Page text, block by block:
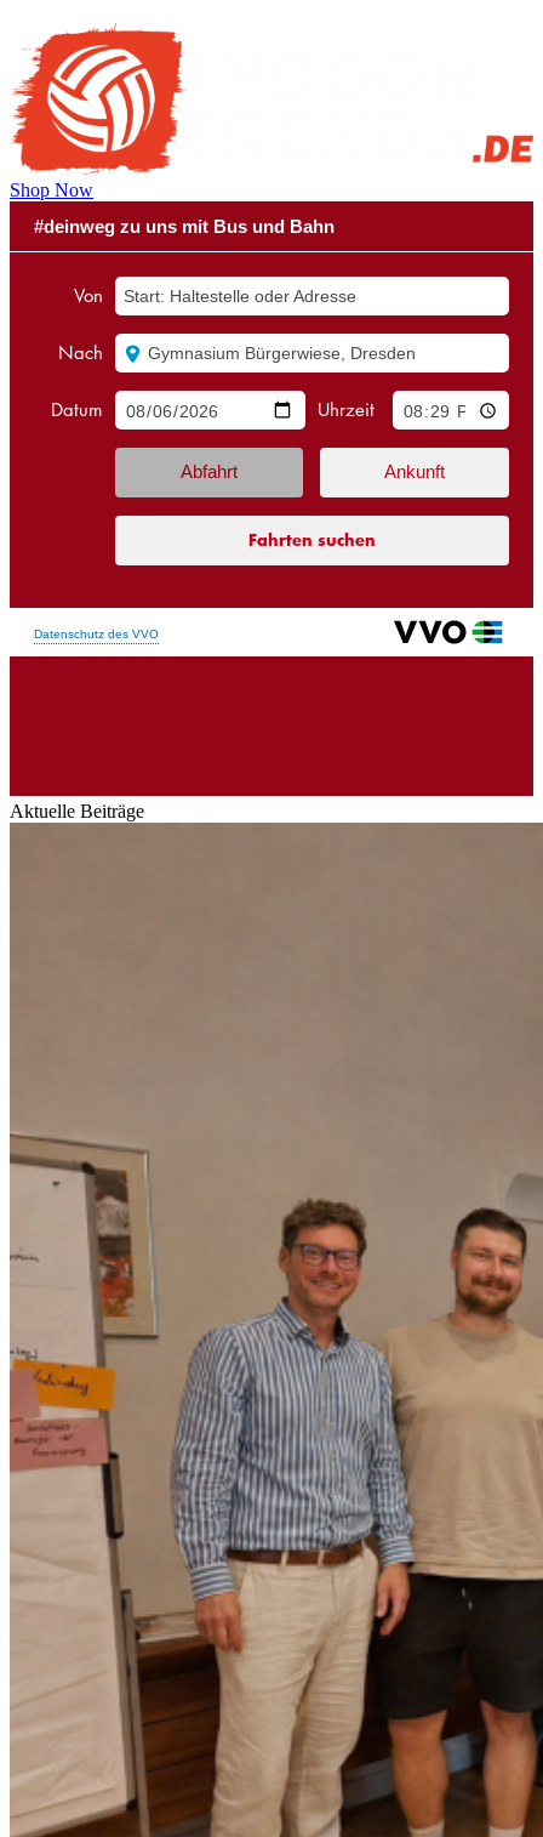
Shop Now
Aktuelle Beiträge